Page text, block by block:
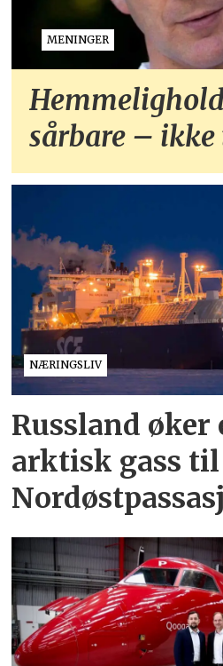
MENINGER
sårbare – ikke
NÆRINGSLIV
Russland øker
arktisk gass